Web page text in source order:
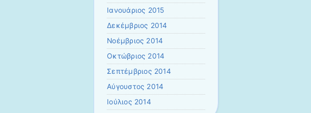
Ιανουάριος 2015
Δεκέμβριος 2014
Νοέμβριος 2014
Οκτώβριος 2014
Σεπτέμβριος 2014
Αύγουστος 2014
Ιούλιος 2014